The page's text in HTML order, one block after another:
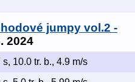
jumpy vol.2 -
2024
s, 10.0 tr. b., 4.9 m/s